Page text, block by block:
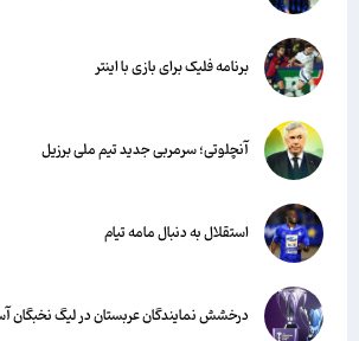
برنامه فلیک برای بازی با اینتر
آنچلوتی؛ سرمربی جدید تیم ملی برزیل
استقلال به دنبال مامه تیام
درخشش نمایندگان عربستان در لیگ نخبگان آسیا